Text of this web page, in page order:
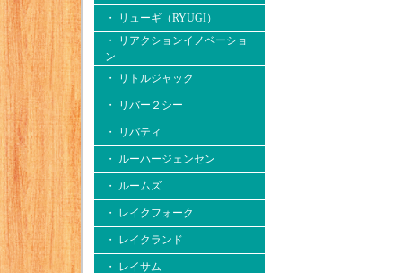
・ リューギ（RYUGI）
・ リアクションイノベーショ
ン
・ リトルジャック
・ リバー２シー
・ リバティ
・ ルーハージェンセン
・ ルームズ
・ レイクフォーク
・ レイクランド
・ レイサム